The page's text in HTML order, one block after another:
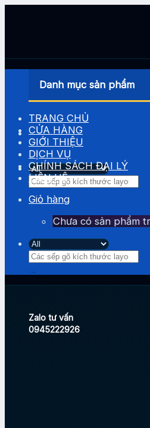
Tìm
kiếm:
Zalo tư vấn
0945222926
Danh mục sản phẩm
TRANG CHỦ
CỬA HÀNG
GIỚI THIỆU
DỊCH VỤ
CHÍNH SÁCH ĐẠI LÝ
LIÊN HỆ
Giỏ hàng
Chưa có sản phẩm
Tìm
kiếm: